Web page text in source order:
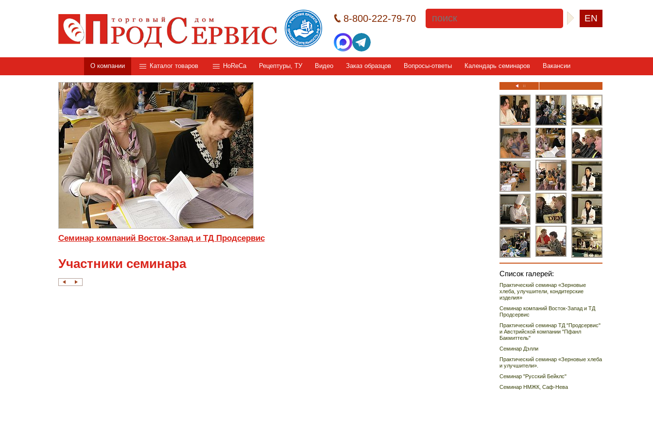
8-800-222-79-70 EN
О компании Каталог товаров HoReCa Рецептуры, ТУ Видео Заказ образцов Вопросы-ответы Календарь семинаров Вакансии
Семинар компаний Восток-Запад и ТД Продсервис
Участники семинара
Список галерей:
Практический семинар «Зерновые
хлеба, улучшители, кондитерские
изделия»
Семинар компаний Восток-Запад и ТД
Продсервис
Практический семинар ТД "Продсервис"
и Австрийской компании "Пфанл
Бакмиттель"
Семинар Дэлли
Практический семинар «Зерновые хлеба
и улучшители».
Семинар "Русский Бейклс"
Семинар НМЖК, Саф-Нева